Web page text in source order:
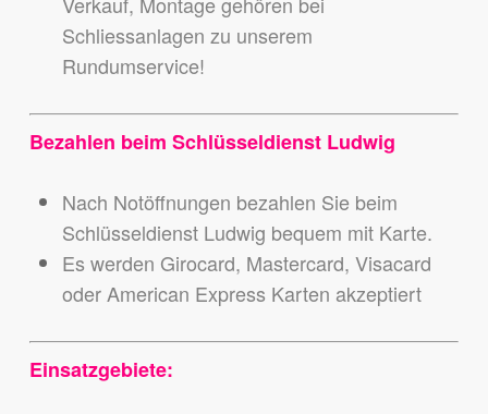
Schliessanlagen zu unserem
Rundumservice!
Bezahlen beim Schlüsseldienst Ludwig
Nach Notöffnungen bezahlen Sie beim
Schlüsseldienst Ludwig bequem mit Karte.
Es werden Girocard, Mastercard, Visacard
oder American Express Karten akzeptiert
Einsatzgebiete: